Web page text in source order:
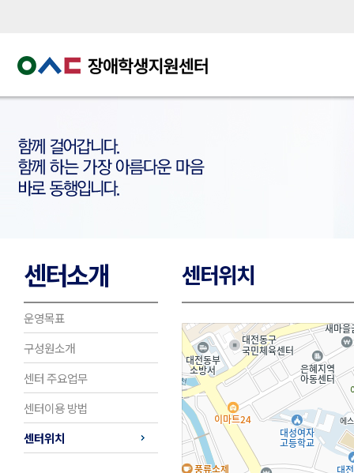
센터소개
운영목표
구성원소개
센터 주요업무
센터이용 방법
센터위치
센터위치